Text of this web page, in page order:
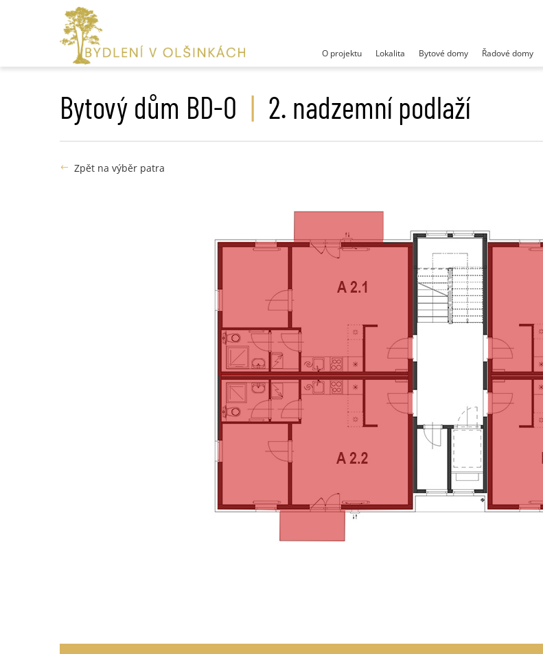
O projektu Lokalita Bytové domy Řadové domy
bytový dům BD-O | 2. nadzemní podlaží
Zpět na výběr patra